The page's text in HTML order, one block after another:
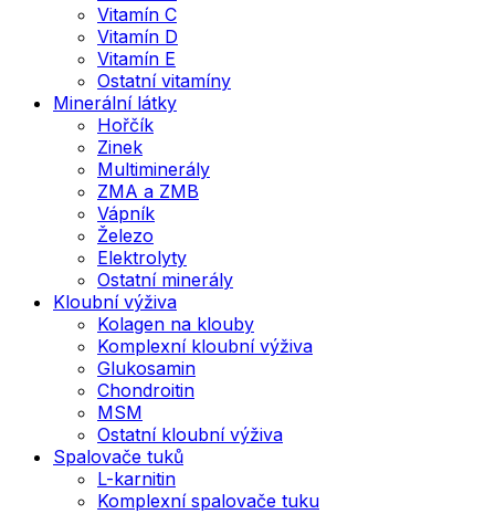
Vitamín C
Vitamín D
Vitamín E
Ostatní vitamíny
Minerální látky
Hořčík
Zinek
Multiminerály
ZMA a ZMB
Vápník
Železo
Elektrolyty
Ostatní minerály
Kloubní výživa
Kolagen na klouby
Komplexní kloubní výživa
Glukosamin
Chondroitin
MSM
Ostatní kloubní výživa
Spalovače tuků
L-karnitin
Komplexní spalovače tuku